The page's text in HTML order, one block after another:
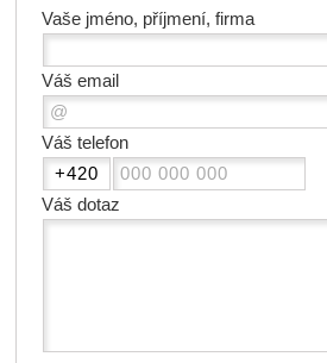
Vaše jméno, příjmení, firma
Váš email
Váš telefon
Váš dotaz